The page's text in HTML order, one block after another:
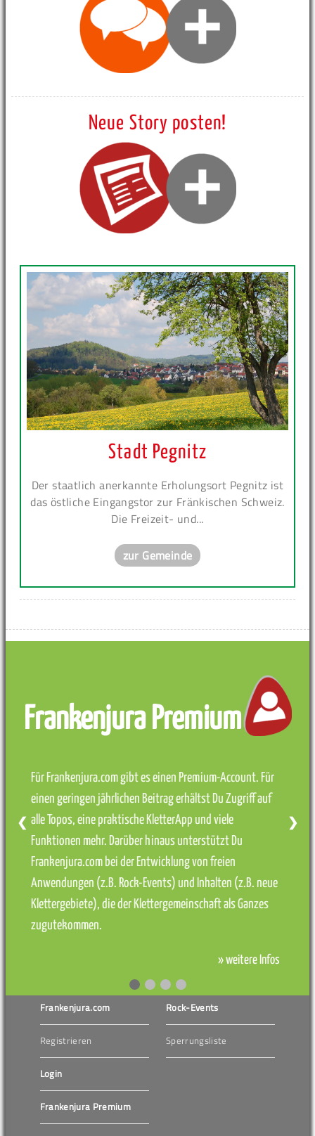
Neue Story posten!
Stadt Pegnitz
Der staatlich anerkannte Erholungsort Pegnitz ist
das östliche Eingangstor zur Fränkischen Schweiz.
Die Freizeit- und...
zur Gemeinde
Frankenjura Premium
Für Frankenjura.com gibt es einen Premium-Account. Für
einen geringen jährlichen Beitrag erhältst Du Zugriff auf
alle Topos, eine praktische KletterApp und viele
Funktionen mehr. Darüber hinaus unterstützt Du
Frankenjura.com bei der Entwicklung von freien
Anwendungen (z.B. Rock-Events) und Inhalten (z.B. neue
Klettergebiete), die der Klettergemeinschaft als Ganzes
zugutekommen.
» weitere Infos
❮ ❯
Frankenjura.com
Registrieren
Login
Frankenjura Premium
Rock-Events
Sperrungsliste